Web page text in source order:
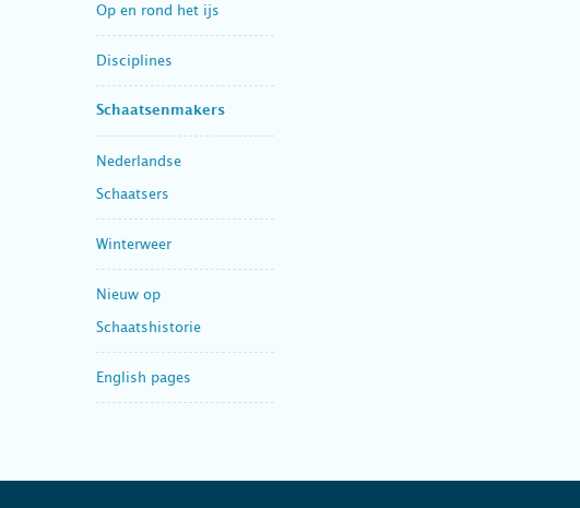
Op en rond het ijs
Disciplines
Schaatsenmakers
Nederlandse
Schaatsers
Winterweer
Nieuw op
Schaatshistorie
English pages